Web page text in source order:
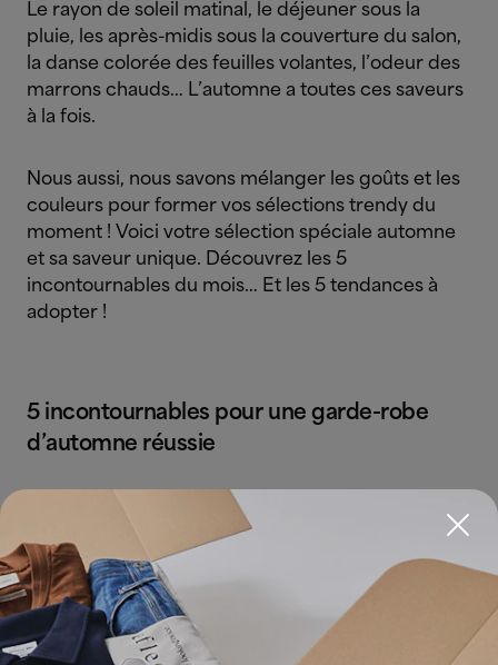
Le rayon de soleil matinal, le déjeuner sous la
pluie, les après-midis sous la couverture du salon,
la danse colorée des feuilles volantes, l’odeur des
marrons chauds… L’automne a toutes ces saveurs
à la fois.
Nous aussi, nous savons mélanger les goûts et les
couleurs pour former vos sélections trendy du
moment ! Voici votre sélection spéciale automne
et sa saveur unique. Découvrez les 5
incontournables du mois… Et les 5 tendances à
adopter !
5 incontournables pour une garde-robe
d’automne réussie
Laissez votre marque avec un
Un t-shirt blanc, un basique sur la
coupe mais une pièce originale dans le
choix de l’imprimé.
Une touche arty
donne du corps à votre tenue sans en